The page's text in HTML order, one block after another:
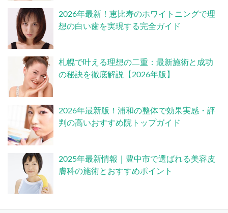
2026年最新！恵比寿のホワイトニングで理
想の白い歯を実現する完全ガイド
札幌で叶える理想の二重：最新施術と成功
の秘訣を徹底解説【2026年版】
2026年最新版！浦和の整体で効果実感・評
判の高いおすすめ院トップガイド
2025年最新情報｜豊中市で選ばれる美容皮
膚科の施術とおすすめポイント